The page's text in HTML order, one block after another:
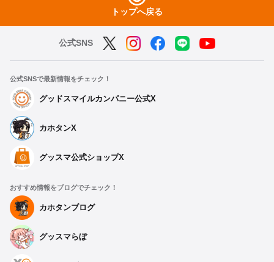
トップへ戻る
公式SNS
公式SNSで最新情報をチェック！
グッドスマイルカンパニー公式X
カホタンX
グッスマ公式ショップX
おすすめ情報をブログでチェック！
カホタンブログ
グッスマらぼ